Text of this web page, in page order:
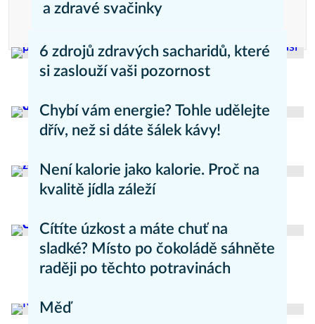
a zdravé svačinky
6 zdrojů zdravých sacharidů, které
si zaslouží vaši pozornost
Chybí vám energie? Tohle udělejte
dřív, než si dáte šálek kávy!
Není kalorie jako kalorie. Proč na
kvalitě jídla záleží
Cítíte úzkost a máte chuť na
sladké? Místo po čokoládě sáhněte
raději po těchto potravinách
Měď